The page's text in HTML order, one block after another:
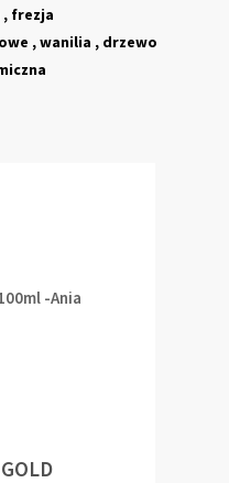
, frezja
, wanilia , drzewo